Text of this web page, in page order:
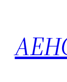
contenido